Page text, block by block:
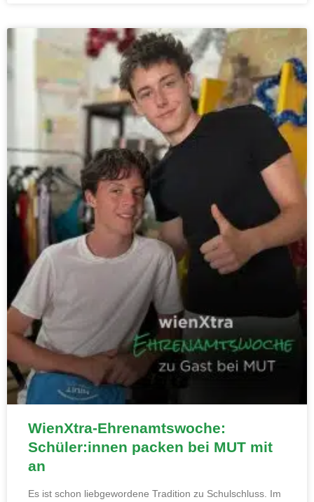
WienXtra-Ehrenamtswoche:
Schüler:innen packen bei MUT mit
an
Es ist schon liebgewordene Tradition zu Schulschluss. Im